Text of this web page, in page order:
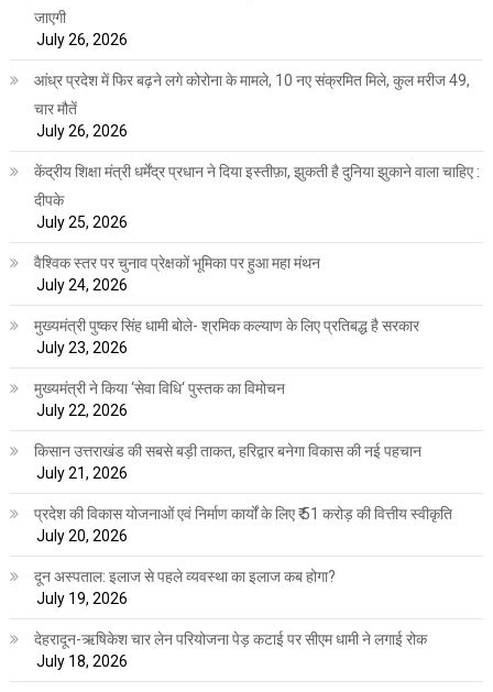
जाएगी
July 26, 2026
आंध्र प्रदेश में फिर बढ़ने लगे कोरोना के मामले, 10 नए संक्रमित मिले, कुल मरीज 49,
चार मौतें
July 26, 2026
केंद्रीय शिक्षा मंत्री धर्मेंद्र प्रधान ने दिया इस्तीफ़ा, झुकती है दुनिया झुकाने वाला चाहिए :
दीपके
July 25, 2026
वैश्विक स्तर पर चुनाव प्रेक्षकों भूमिका पर हुआ महा मंथन
July 24, 2026
मुख्यमंत्री पुष्कर सिंह धामी बोले- श्रमिक कल्याण के लिए प्रतिबद्ध है सरकार
July 23, 2026
मुख्यमंत्री ने किया ‘सेवा विधि‘ पुस्तक का विमोचन
July 22, 2026
किसान उत्तराखंड की सबसे बड़ी ताकत, हरिद्वार बनेगा विकास की नई पहचान
July 21, 2026
प्रदेश की विकास योजनाओं एवं निर्माण कार्यों के लिए ₹ 51 करोड़ की वित्तीय स्वीकृति
July 20, 2026
दून अस्पताल: इलाज से पहले व्यवस्था का इलाज कब होगा?
July 19, 2026
देहरादून-ऋषिकेश चार लेन परियोजना पेड़ कटाई पर सीएम धामी ने लगाई रोक
July 18, 2026